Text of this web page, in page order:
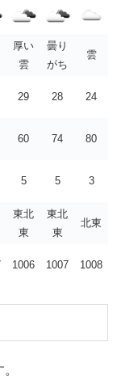
厚い
雲
曇り
がち
雲
29 28 24
60 74 80
5 5 3
東北
東
東北
東
北東
1006 1007 1008